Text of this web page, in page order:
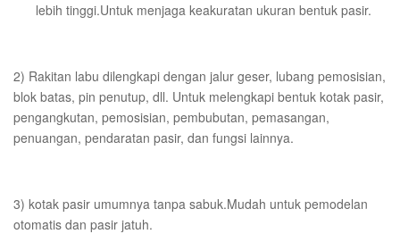
lebih tinggi.Untuk menjaga keakuratan ukuran bentuk pasir.
2) Rakitan labu dilengkapi dengan jalur geser, lubang pemosisian,
blok batas, pin penutup, dll. Untuk melengkapi bentuk kotak pasir,
pengangkutan, pemosisian, pembubutan, pemasangan,
penuangan, pendaratan pasir, dan fungsi lainnya.
3) kotak pasir umumnya tanpa sabuk.Mudah untuk pemodelan
otomatis dan pasir jatuh.